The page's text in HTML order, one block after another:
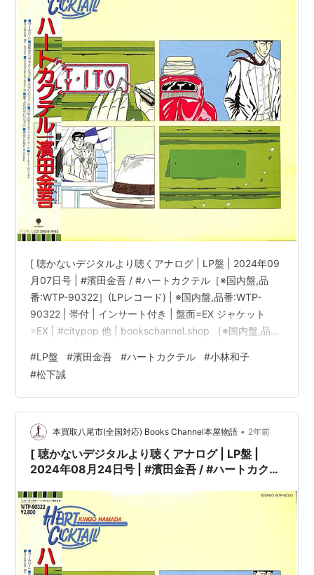
[ 聴かないデジタルより聴くアナログ | LP盤 | 2024年09
月07日号 | #濱田金吾 / #ハートカクテル［※国内盤,品
番:WTP-90322］(LPレコード) | ※国内盤,品番:WTP-
90322 | 帯付 | インサート付き | 盤面=EX ジャケット
=EX | #citypop 他 | bookschannel.shop ［※国内盤,品
傷み有]［盤面=EX］［ジャケット=EX]［※保護内袋を新
品交換して配送致します］※［店舗併売の為、時間差で売
切れの場合がございます。何卒ご了承の上ご注文をお願
い申し上げます］ […
#LP盤 #濱田金吾 #ハートカクテル #小林和子
#松下誠
本買取八尾市(全国対応) Books Channel本屋物語 • 2年前
[ 聴かないデジタルより聴くアナログ | LP盤 |
2024年08月24日号 | #濱田金吾 / #ハートカクテ
※国内盤,品番:WTP-90322 | 帯付 | インサート付
き | 盤面=EX ジャケット=EX | #citypop 他 |